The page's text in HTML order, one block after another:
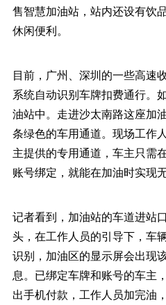
售智慧加油站，站内还设有饮
休闲便利。
目前，广州、深圳的一些高速
系统自动识别车牌扣费通行。
油站中。走进沙太南路这座加
条绿色的车用通道。现场工作
主提供的专用通道，车主只需
账号绑定，就能在加油时实现无
记者看到，加油站的车道进站
头，在工作人员的引导下，车
识别，加油区的显示屏会出现
息。已绑定车牌和账号的车主
出手机付款，工作人员加完油